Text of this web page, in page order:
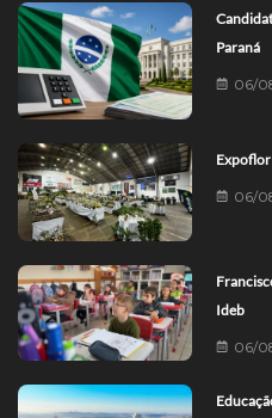
Paraná
06/
Expoflor
06/
Ideb
06/